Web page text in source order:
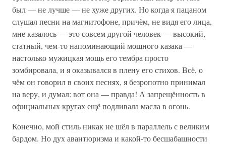
был — не лучше — не хуже других. Но когда я пацаном
слушал песни на магнитофоне, причём, не видя его лица,
мне казалось — это совсем другой человек — высокий,
статный, чем-то напоминающий мощного казака —
настолько мужицкая мощь его тембра просто
зомбировала, и я оказывался в плену его стихов. Всё, о
чём он говорил в своих песнях, я безропотно принимал
на веру, и думал: вот она — правда! А запрещённость в
официальных кругах ещё подливала масла в огонь.
Конечно, мой стиль никак не шёл в параллель с великим
бардом. Но дух авантюризма и какой-то бесшабашности